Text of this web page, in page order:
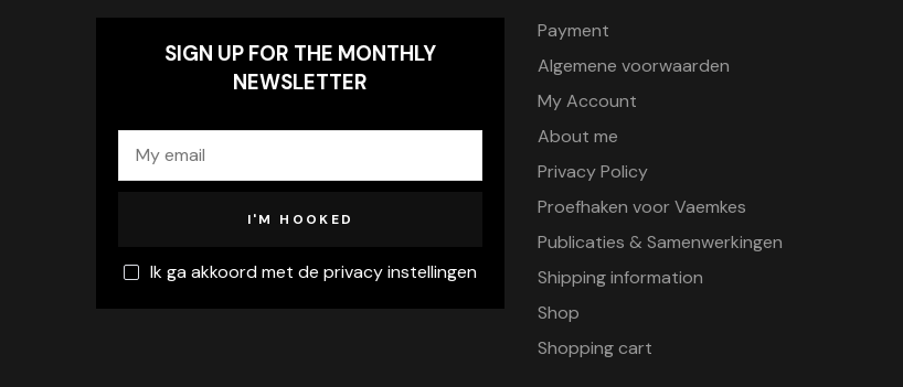
SIGN UP FOR THE MONTHLY
NEWSLETTER
Ik ga akkoord met de privacy instellingen
Payment
Algemene voorwaarden
My Account
About me
Privacy Policy
Proefhaken voor Vaemkes
Publicaties & Samenwerkingen
Shipping information
Shop
Shopping cart